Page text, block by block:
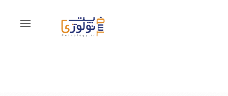
Toggle